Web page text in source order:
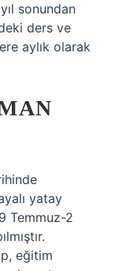
sonundan
ders ve
aylık olarak
yatay
Temmuz-2
eğitim